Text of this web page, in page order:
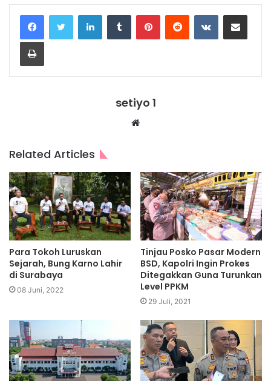
LinkedInTumblr PinterestReddit VKontakteShare via Email
Print
setiyo 1
Website
Related Articles
Para Tokoh Luruskan
Sejarah, Bung Karno Lahir
di Surabaya
08 Juni, 2022
Tinjau Posko Pasar Modern
BSD, Kapolri Ingin Prokes
Ditegakkan Guna Turunkan
Level PPKM
29 Juli, 2021